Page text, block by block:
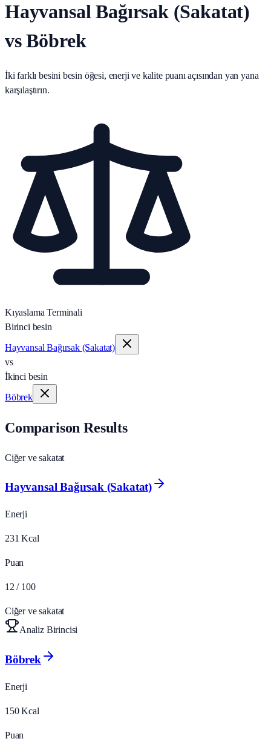
Hayvansal Bağırsak (Sakatat)
vs Böbrek
İki farklı besini besin öğesi, enerji ve kalite puanı açısından yan yana
karşılaştırın.
Kıyaslama Terminali
Birinci besin
Hayvansal Bağırsak (Sakatat)
vs
İkinci besin
Böbrek
Comparison Results
Ciğer ve sakatat
Hayvansal Bağırsak (Sakatat)
Enerji
231 Kcal
Puan
12 / 100
Ciğer ve sakatat
Analiz Birincisi
Böbrek
Enerji
150 Kcal
Puan